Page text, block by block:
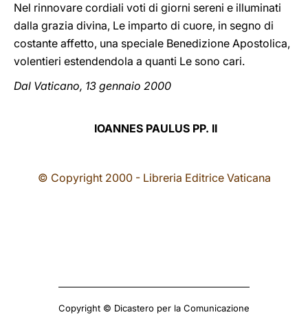
Nel rinnovare cordiali voti di giorni sereni e illuminati
dalla grazia divina, Le imparto di cuore, in segno di
costante affetto, una speciale Benedizione Apostolica,
volentieri estendendola a quanti Le sono cari.
Dal Vaticano, 13 gennaio 2000
IOANNES PAULUS PP. II
© Copyright 2000 - Libreria Editrice Vaticana
Copyright © Dicastero per la Comunicazione